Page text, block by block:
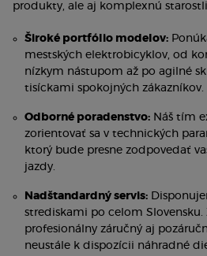
produkty, ale aj komplexnú
Široké portfólio modelov:
mestských elektrobicyklov, od
nízkym nástupom až po agilné
tisíckami spokojných zákazníkov.
Odborné poradenstvo: Náš tím
zorientovať sa v technických
ktorý bude presne zodpovedať
jazdy.
Nadštandardný servis:
strediskami po celom Slovensku.
profesionálny záručný aj
neustále k dispozícii náhradné